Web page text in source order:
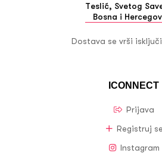
ICONNECT
Prijava
Registruj se
Instagram
Teslić, Svetog
Bosna i
Dostava se vrši